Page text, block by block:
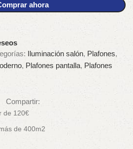
ahora
Iluminación salón, Plafones,
, Plafones pantalla, Plafones
Compartir:
de 120€
de 400m2